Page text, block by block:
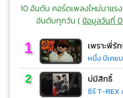
10 อันดับ คอร์ดเพลงใหม่มาแ
อันดับทุกวัน (ข้อมูลวันที่
1 เพราะพี่รั
หนึ่ง บีเคแ
2 บ่มีสิทธิ์
ธีร์ T-REX